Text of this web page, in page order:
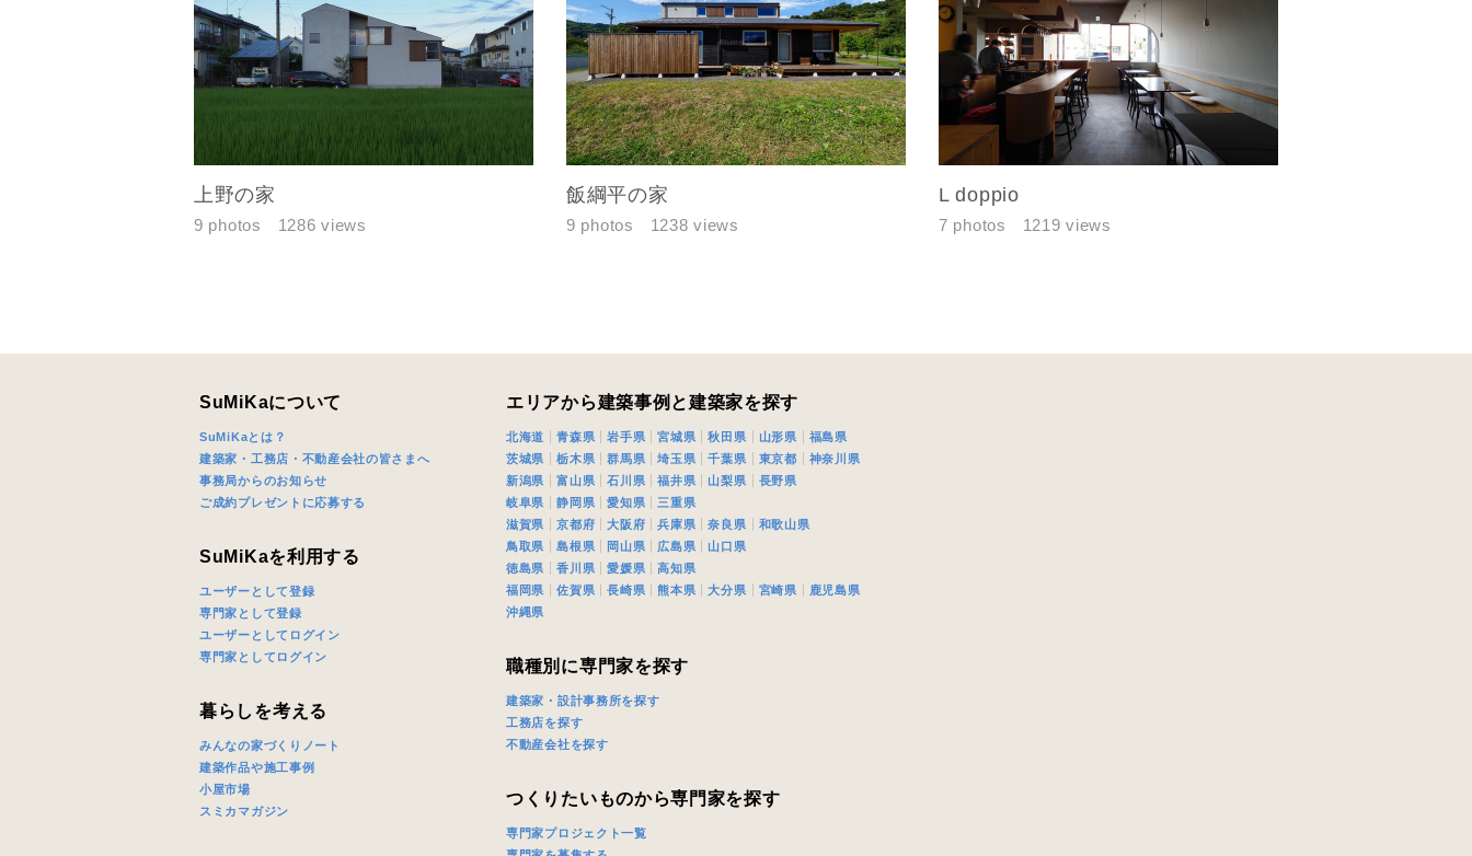
上野の家
9 photos 1286 views
飯綱平の家
9 photos 1238 views
L doppio
7 photos 1219 views
都道府県
市区町村
町名
希望の予算 万円〜
完成希望時期
当社はお客様からいただいた個人情報を，お客様が指定された専門家へ提供すること、または当社サービ
閉じる
SuMiKaについて
SuMiKaとは？
建築家・工務店・不動産会社の皆さまへ
事務局からのお知らせ
ご成約プレゼントに応募する
SuMiKaを利用する
ユーザーとして登録
専門家として登録
ユーザーとしてログイン
専門家としてログイン
暮らしを考える
みんなの家づくりノート
建築作品や施工事例
小屋市場
スミカマガジン
エリアから建築事例と建築家を探す
北海道 青森県 岩手県 宮城県 秋田県 山形県
福島県
茨城県
栃木県 群馬県 埼玉県 千葉県 東京都
神奈川県
新潟県
富山県 石川県 福井県 山梨県
長野県
岐阜県
静岡県 愛知県
三重県
滋賀県
京都府 大阪府 兵庫県 奈良県
和歌山県
鳥取県
島根県 岡山県 広島県
山口県
徳島県
香川県 愛媛県
高知県
福岡県
佐賀県 長崎県 熊本県 大分県 宮崎県
鹿児島県
沖縄県
職種別に専門家を探す
建築家・設計事務所を探す
工務店を探す
不動産会社を探す
つくりたいものから専門家を探す
専門家プロジェクト一覧